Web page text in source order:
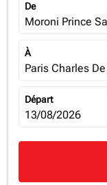
De
Moroni Prince
À
Paris Charles
Départ
fc-booking-
13/08/2026